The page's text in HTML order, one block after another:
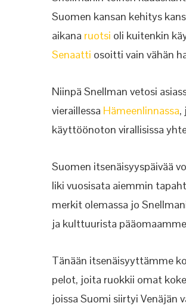
Suomen kansan kehitys
aikana ruotsi oli kuitenkin
Senaatti osoitti vain vähän
Niinpä Snellman vetosi
vieraillessa Hämeenlinnassa,
käyttöönoton virallisissa
Suomen itsenäisyyspäivää
liki vuosisata aiemmin
merkit olemassa jo
ja kulttuurista
Tänään itsenäisyyttämme
pelot, joita ruokkii omat
joissa Suomi siirtyi Venäjän